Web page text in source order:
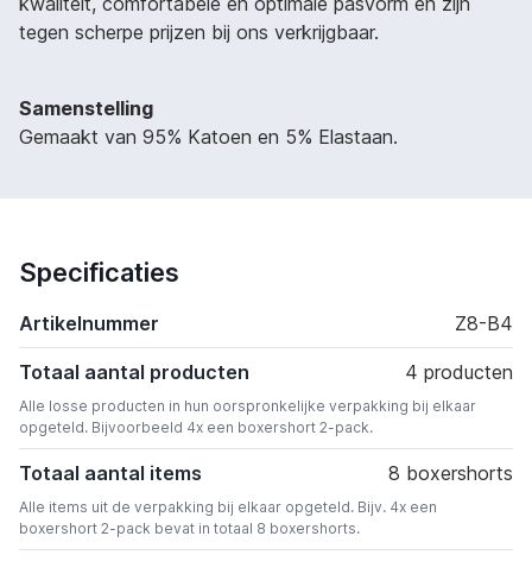
tegen scherpe prijzen bij ons verkrijgbaar.
Samenstelling
Gemaakt van 95% Katoen en 5% Elastaan.
Specificaties
Artikelnummer Z8-B4
Totaal aantal producten 4 producten
Alle losse producten in hun oorspronkelijke verpakking bij elkaar
opgeteld. Bijvoorbeeld 4x een boxershort 2-pack.
Totaal aantal items 8 boxershorts
Alle items uit de verpakking bij elkaar opgeteld. Bijv. 4x een
boxershort 2-pack bevat in totaal 8 boxershorts.